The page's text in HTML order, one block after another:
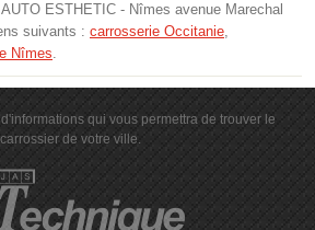
ESTHETIC - Nîmes avenue Marechal
suivants : carrosserie Occitanie,
Nîmes.
qui vous permettra de trouver le
carrossier de votre ville.